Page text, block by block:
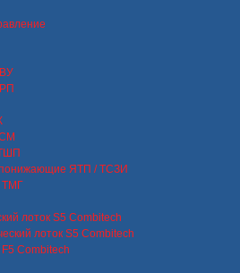
ЯТП / ТСЗИ
ТМГ
лоток S5 Combitech
лоток S5 Combitech
Combitech